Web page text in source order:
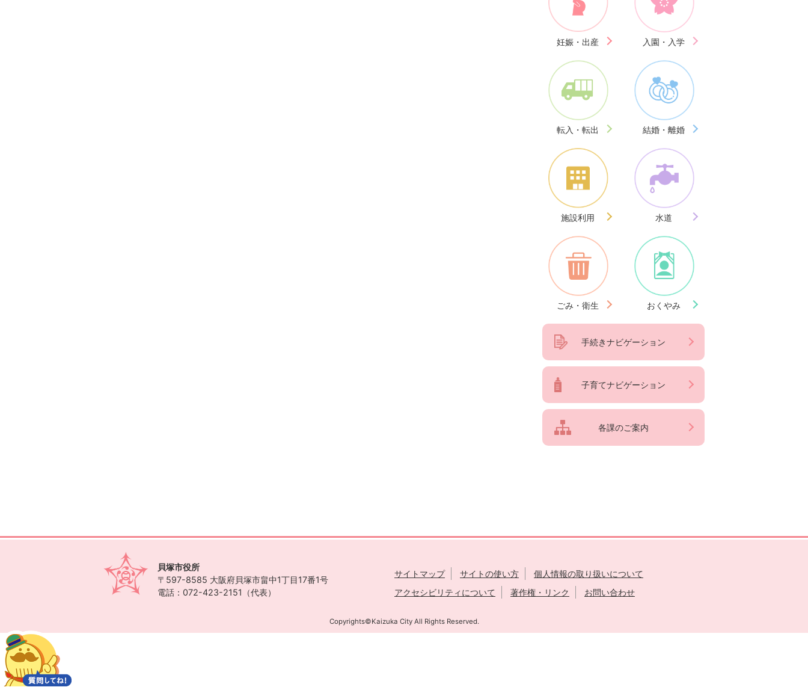
妊娠・出産 入園・入学
転入・転出 結婚・離婚
施設利用 水道
ごみ・衛生 おくやみ
手続きナビゲーション
子育てナビゲーション
各課のご案内
貝塚市役所
〒597-8585 大阪府貝塚市畠中1丁目17番1号
電話：072-423-2151（代表）
サイトマップ サイトの使い方
個人情報の取り扱いについて
アクセシビリティについて
著作権・リンク お問い合わせ
Copyrights©Kaizuka City All Rights Reserved.